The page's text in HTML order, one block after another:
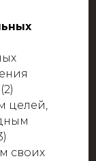
целей,
своих